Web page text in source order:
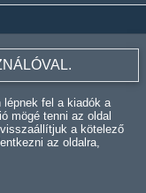
lépnek fel a kiadók a
mögé tenni az oldal
a kötelező
az oldalra,